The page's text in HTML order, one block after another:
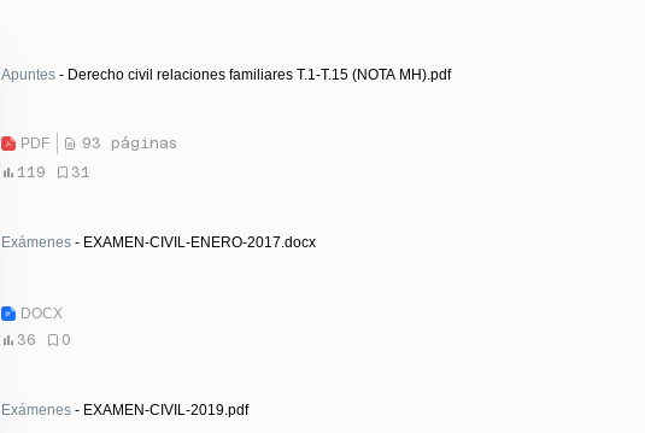
Apuntes - Derecho civil relaciones familiares T.1-T.15 (NOTA MH).pdf
PDF
93 páginas
119
31
Exámenes - EXAMEN-CIVIL-ENERO-2017.docx
DOCX
36
0
Exámenes - EXAMEN-CIVIL-2019.pdf